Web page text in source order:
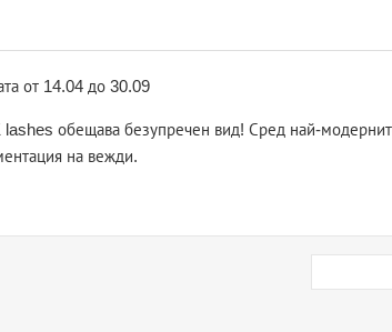
от 14.04 до 30.09
lashes обещава безупречен вид! Сред най-
на вежди.